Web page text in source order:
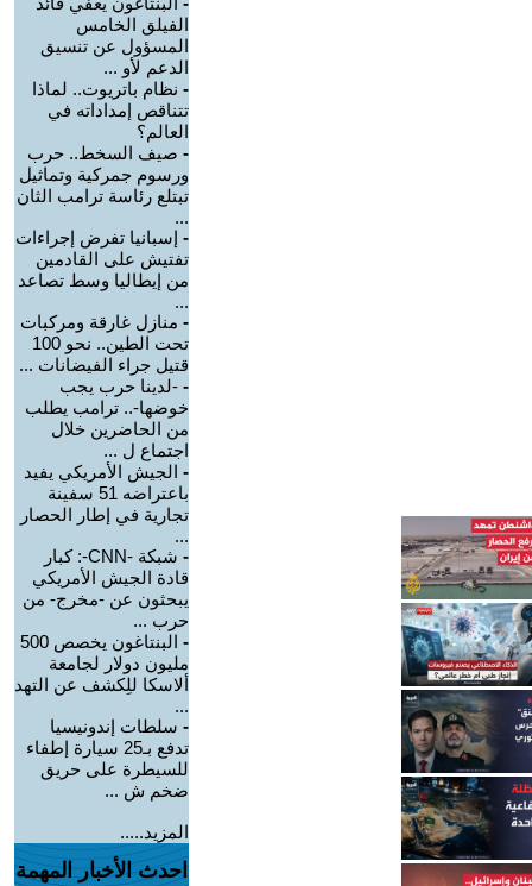
الفيلق الخامس
المسؤول عن تنسيق
الدعم لأو ...
- نظام باتريوت.. لماذا
تتناقص إمداداته في
العالم؟
- صيف السخط.. حرب
ورسوم جمركية وتماثيل
تبتلع رئاسة ترامب الثان
...
- إسبانيا تفرض إجراءات
تفتيش على القادمين
من إيطاليا وسط تصاعد
...
- منازل غارقة ومركبات
تحت الطين.. نحو 100
قتيل جراء الفيضانات ...
- -لدينا حرب يجب
خوضها-.. ترامب يطلب
من الحاضرين خلال
اجتماع ل ...
- الجيش الأمريكي يفيد
باعتراضه 51 سفينة
تجارية في إطار الحصار
...
-
شبكة -CNN-: كبار
قادة الجيش الأمريكي
يبحثون عن -مخرج- من
حرب ...
-
البنتاغون يخصص 500
مليون دولار لجامعة
ألاسكا للِكشف عن التهد
...
- سلطات إندونيسيا
تدفع بـ25 سيارة إطفاء
للسيطرة على حريق
ضخم ش ...
المزيد.....
احدث الأخبار المهمة